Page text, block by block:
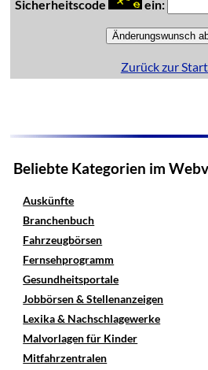
Sicherheitscode
ein:
Zurück zur
Beliebte Kategorien im
Auskünfte
Branchenbuch
Fahrzeugbörsen
Fernsehprogramm
Gesundheitsportale
Jobbörsen & Stellenanzeigen
Lexika & Nachschlagewerke
Malvorlagen für Kinder
Mitfahrzentralen